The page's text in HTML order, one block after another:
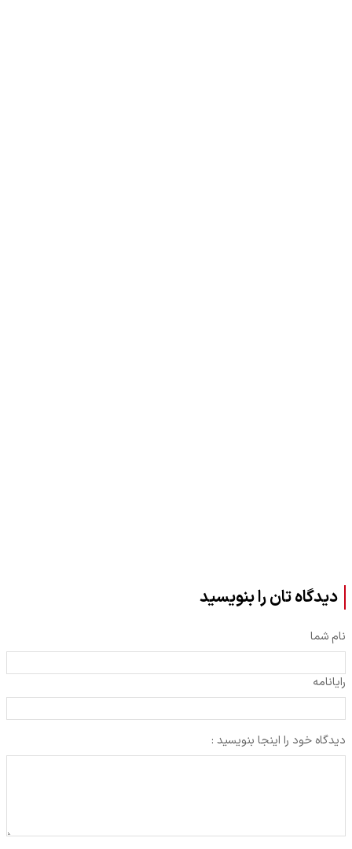
دیدگاه تان را بنویسید
نام شما
رایانامه
دیدگاه خود را اینجا بنویسید :